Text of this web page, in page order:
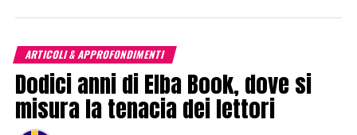
ARTICOLI & APPROFONDIMENTI
Dodici anni di Elba Book, dove si
misura la tenacia dei lettori